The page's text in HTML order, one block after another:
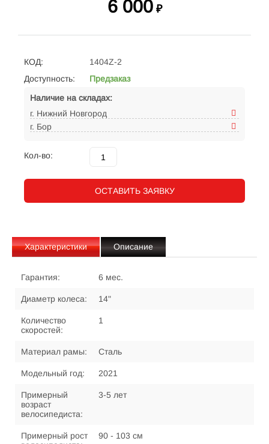
6 000 ₽
КОД:
1404Z-2
Доступность:
Предзаказ
Наличие на складах:
г. Нижний Новгород
г. Бор
Кол-во:
ОСТАВИТЬ ЗАЯВКУ
Характеристики Описание
Гарантия: 6 мес.
Диаметр колеса: 14"
Количество
скоростей:
1
Материал рамы: Сталь
Модельный год: 2021
Примерный
возраст
велосипедиста:
3-5 лет
Примерный рост
90 - 103 см